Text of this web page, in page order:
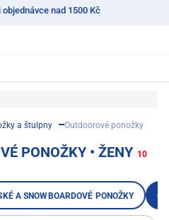
nad 1500 Kč
a štulpny Outdoorové ponožky
PONOŽKY • ŽENY 10
A SNOWBOARDOVÉ PONOŽKY